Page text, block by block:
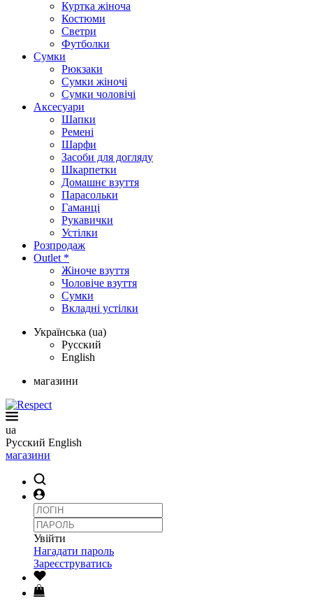
Куртка жіноча
Костюми
Светри
Футболки
Сумки
Рюкзаки
Сумки жіночі
Сумки чоловічі
Аксеcуари
Шапки
Ремені
Шарфи
Засоби для догляду
Шкарпетки
Домашнє взуття
Парасольки
Гаманці
Рукавички
Устілки
Розпродаж
Outlet *
Жіноче взуття
Чоловіче взуття
Сумки
Вкладні устілки
Українська (ua)
Русский
English
магазини
ua
Русский English
магазини
Увійти
Нагадати пароль
Зареєструватись